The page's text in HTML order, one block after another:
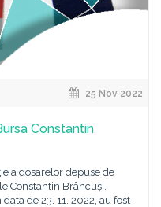
25 Nov 2022
Constantin
a dosarelor depuse de
Constantin Brâncuși,
de 23. 11. 2022, au fost